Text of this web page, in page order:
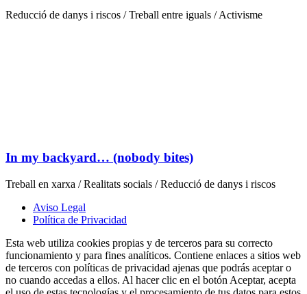
Reducció de danys i riscos / Treball entre iguals / Activisme
In my backyard… (nobody bites)
Treball en xarxa / Realitats socials / Reducció de danys i riscos
Aviso Legal
Política de Privacidad
Esta web utiliza cookies propias y de terceros para su correcto
funcionamiento y para fines analíticos. Contiene enlaces a sitios web
de terceros con políticas de privacidad ajenas que podrás aceptar o
no cuando accedas a ellos. Al hacer clic en el botón Aceptar, acepta